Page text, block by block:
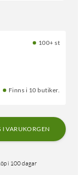
100+ st
Finns i 10 butiker.
I VARUKORGEN
i 100 dagar